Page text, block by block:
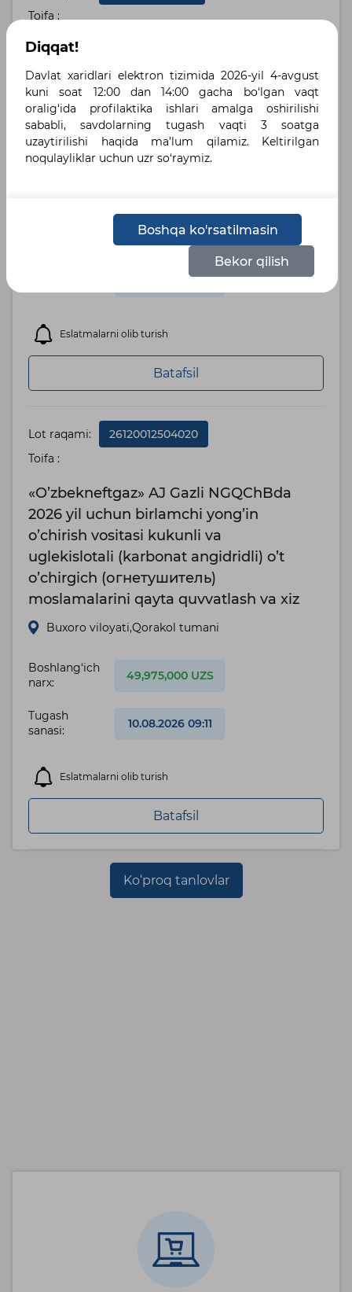
Toifa :
«O’zbekneftgaz» AJ Gazli NGQChBda
tabiiy gazlar tarkibi tahlillarini olib
boorish maqsadida ishlatilayotgan
xromatek kristal lyuks-4000m sanoat
gaz xromatografiga texnik xizmat
ko’rsatish
59,424,000 UZS
10.08.2026 09:10
Eslatmalarni olib turish
Batafsil
Lot raqami:
26120012504020
Toifa :
«O’zbekneftgaz» AJ Gazli NGQChBda
2026 yil uchun birlamchi yong’in
o’chirish vositasi kukunli va
uglekislotali (karbonat angidridli) o’t
o’chirgich (огнетушитель)
moslamalarini qayta quvvatlash va xiz
Buxoro viloyati,Qorakol tumani
Boshlang‘ich
narx:
49,975,000 UZS
Tugash
sanasi:
10.08.2026 09:11
Eslatmalarni olib turish
Batafsil
Ko‘proq tanlovlar
Diqqat!
Davlat xaridlari elektron tizimida 2026-yil 4-avgust
kuni soat 12:00 dan 14:00 gacha bo‘lgan vaqt
oralig‘ida profilaktika ishlari amalga oshirilishi
sababli, savdolarning tugash vaqti 3 soatga
uzaytirilishi haqida ma’lum qilamiz. Keltirilgan
noqulayliklar uchun uzr so‘raymiz.
Boshqa ko'rsatilmasin
Bekor qilish